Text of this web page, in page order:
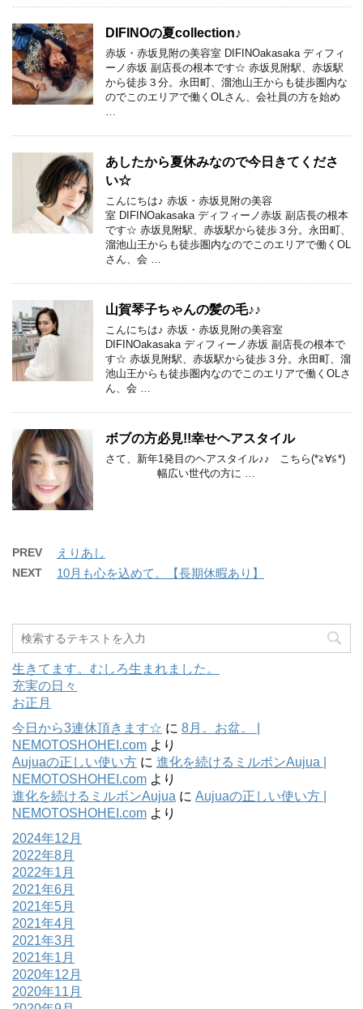
DIFINOの夏collection♪
赤坂・赤坂見附の美容室 DIFINOakasaka ディフィ
ーノ赤坂 副店長の根本です☆ 赤坂見附駅、赤坂駅
から徒歩３分。永田町、溜池山王からも徒歩圏内な
のでこのエリアで働くOLさん、会社員の方を始め
あしたから夏休みなので今日きてくださ
い☆
こんにちは♪ 赤坂・赤坂見附の美容
室 DIFINOakasaka ディフィーノ赤坂 副店長の根本
です☆ 赤坂見附駅、赤坂駅から徒歩３分。永田町、
溜池山王からも徒歩圏内なのでこのエリアで働くOL
さん、会 …
山賀琴子ちゃんの髪の毛♪♪
こんにちは♪ 赤坂・赤坂見附の美容室
DIFINOakasaka ディフィーノ赤坂 副店長の根本で
す☆ 赤坂見附駅、赤坂駅から徒歩３分。永田町、溜
池山王からも徒歩圏内なのでこのエリアで働くOLさ
ん、会 …
ボブの方必見!!幸せヘアスタイル
さて、新年1発目のヘアスタイル♪♪ こちら(*≧∀≦*)
幅広い世代の方に …
PREV えりあし
NEXT 10月も心を込めて。【長期休暇あり】
生きてます。むしろ生まれました。
充実の日々
お正月
今日から3連休頂きます☆ に 8月。お盆。 |
NEMOTOSHOHEI.com より
Aujuaの正しい使い方 に 進化を続けるミルボンAujua |
NEMOTOSHOHEI.com より
進化を続けるミルボンAujua に Aujuaの正しい使い方 |
NEMOTOSHOHEI.com より
2024年12月
2022年8月
2022年1月
2021年6月
2021年5月
2021年4月
2021年3月
2021年1月
2020年12月
2020年11月